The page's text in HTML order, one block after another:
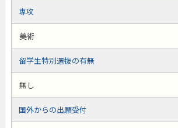
専攻
美術
留学生特別選抜の有無
無し
国外からの出願受付